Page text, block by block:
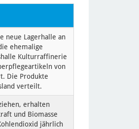
neue Lagerhalle an
ehemalige
Kulturraffinerie
von
Die Produkte
verteilt.
erhalten
und Biomasse
jährlich